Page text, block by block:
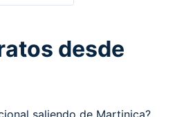
desde
saliendo de Martinica?